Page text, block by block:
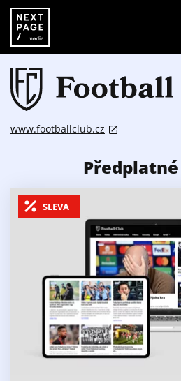
www.footballclub.cz
SLEVA